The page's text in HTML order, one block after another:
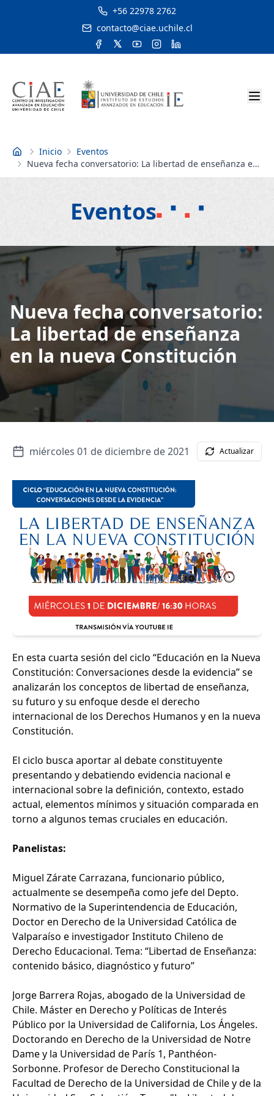
+56 22978 2762
contacto@ciae.uchile.cl
Inicio Inicio
Eventos
Nueva fecha conversatorio: La libertad de enseñanza en
la nueva Constitución
Eventos
Nueva fecha conversatorio:
La libertad de enseñanza
en la nueva Constitución
miércoles 01 de diciembre de 2021 Actualizar
En esta cuarta sesión del ciclo “Educación en la Nueva
Constitución: Conversaciones desde la evidencia” se
analizarán los conceptos de libertad de enseñanza,
su futuro y su enfoque desde el derecho
internacional de los Derechos Humanos y en la nueva
Constitución.
El ciclo busca aportar al debate constituyente
presentando y debatiendo evidencia nacional e
internacional sobre la definición, contexto, estado
actual, elementos mínimos y situación comparada en
torno a algunos temas cruciales en educación.
Panelistas:
Miguel Zárate Carrazana, funcionario público,
actualmente se desempeña como jefe del Depto.
Normativo de la Superintendencia de Educación,
Doctor en Derecho de la Universidad Católica de
Valparaíso e investigador Instituto Chileno de
Derecho Educacional. Tema: “Libertad de Enseñanza:
contenido básico, diagnóstico y futuro”
Jorge Barrera Rojas, abogado de la Universidad de
Chile. Máster en Derecho y Políticas de Interés
Público por la Universidad de California, Los Ángeles.
Doctorando en Derecho de la Universidad de Notre
Dame y la Universidad de París 1, Panthéon-
Sorbonne. Profesor de Derecho Constitucional la
Facultad de Derecho de la Universidad de Chile y de la